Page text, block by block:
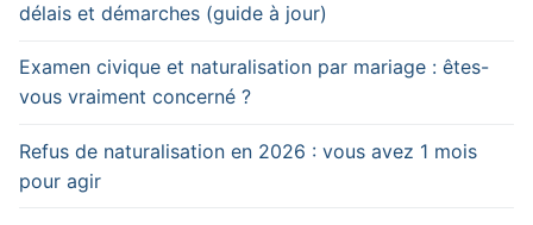
délais et démarches (guide à jour)
Examen civique et naturalisation par mariage : êtes-
vous vraiment concerné ?
Refus de naturalisation en 2026 : vous avez 1 mois
pour agir